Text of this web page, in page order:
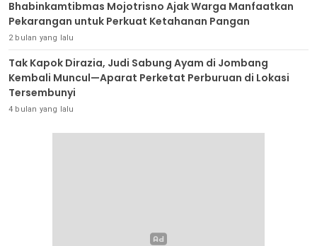
Bhabinkamtibmas Mojotrisno Ajak Warga Manfaatkan
Pekarangan untuk Perkuat Ketahanan Pangan
2 bulan yang lalu
Tak Kapok Dirazia, Judi Sabung Ayam di Jombang
Kembali Muncul—Aparat Perketat Perburuan di Lokasi
Tersembunyi
4 bulan yang lalu